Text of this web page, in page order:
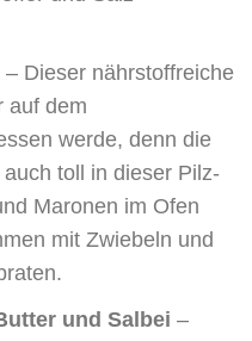
– Dieser nährstoffreiche
auf dem
werde, denn die
toll in dieser Pilz-
Maronen im Ofen
mit Zwiebeln und
und Salbei –